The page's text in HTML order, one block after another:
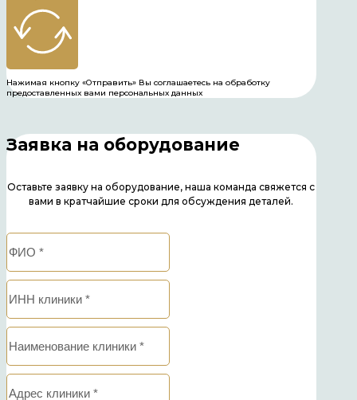
Нажимая кнопку «Отправить» Вы соглашаетесь на обработку
предоставленных вами персональных данных
Заявка на оборудование
Оставьте заявку на оборудование, наша команда свяжется с
вами в кратчайшие сроки для обсуждения деталей.